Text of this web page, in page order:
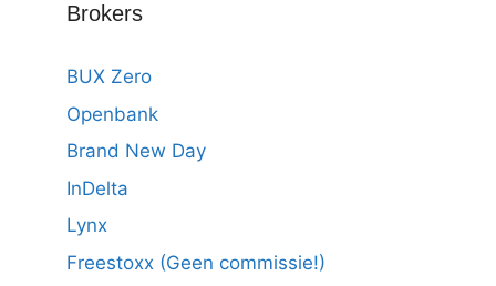
Brokers
BUX Zero
Openbank
Brand New Day
InDelta
Lynx
Freestoxx (Geen commissie!)